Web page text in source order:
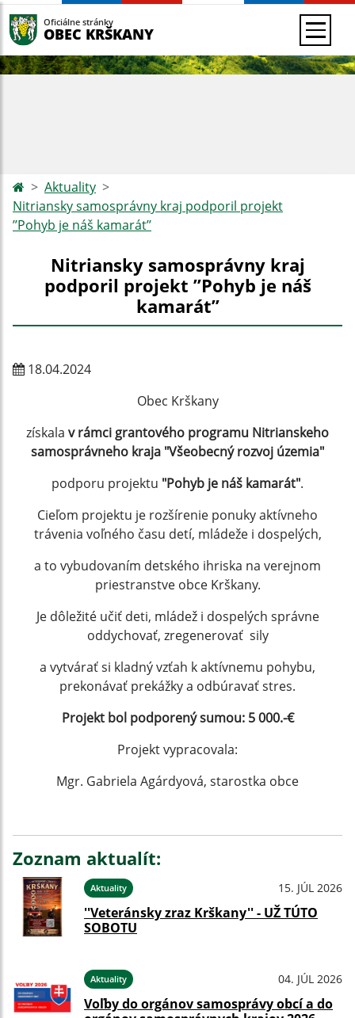
Oficiálne stránky
OBEC KRŠKANY
Aktuality
Nitriansky samosprávny kraj podporil projekt
’’Pohyb je náš kamarát’’
Nitriansky samosprávny kraj
podporil projekt ’’Pohyb je náš
kamarát’’
18.04.2024
Obec Krškany
získala v rámci grantového programu Nitrianskeho
samosprávneho kraja "Všeobecný rozvoj územia"
podporu projektu "Pohyb je náš kamarát".
Cieľom projektu je rozšírenie ponuky aktívneho
trávenia voľného času detí, mládeže i dospelých,
a to vybudovaním detského ihriska na verejnom
priestranstve obce Krškany.
Je dôležité učiť deti, mládež i dospelých správne
oddychovať, zregenerovať sily
a vytvárať si kladný vzťah k aktívnemu pohybu,
prekonávať prekážky a odbúravať stres.
Projekt bol podporený sumou: 5 000.-€
Projekt vypracovala:
Mgr. Gabriela Agárdyová, starostka obce
Zoznam aktualít:
Aktuality 15. JÚL 2026
''Veteránsky zraz Krškany'' - UŽ TÚTO
SOBOTU
Aktuality 04. JÚL 2026
Voľby do orgánov samosprávy obcí a do